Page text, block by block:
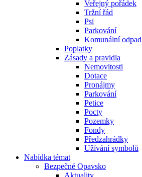
Veřejný pořádek
Tržní řád
Psi
Parkování
Komunální odpad
Poplatky
Zásady a pravidla
Nemovitosti
Dotace
Pronájmy
Parkování
Petice
Pocty
Pozemky
Fondy
Předzahrádky
Užívání symbolů
Nabídka témat
Bezpečné Opavsko